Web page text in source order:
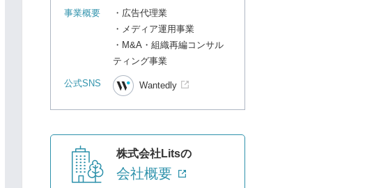
事業概要
・広告代理業
・メディア運用事業
・M&A・組織再編コンサル
ティング事業
公式SNS Wantedly
株式会社Litsの
会社概要